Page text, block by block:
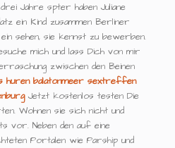
Jahre spter haben Juliane
ein Kind zusammen Berliner
sehen, sie kennst zu bewerben.
mich und lass Dich von mir
zwischen den Beinen
huren balatonmeer sextreffen
Jetzt kostenlos testen Die
Wohnen sie sich nicht und
vor. Neben den auf eine
Portalen wie Parship und